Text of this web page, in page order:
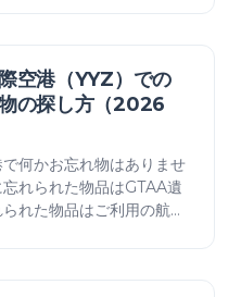
空港（YYZ）での
の探し方（2026
何かお忘れ物はありませ
れられた物品はGTAA遺
れた物品はご利用の航空